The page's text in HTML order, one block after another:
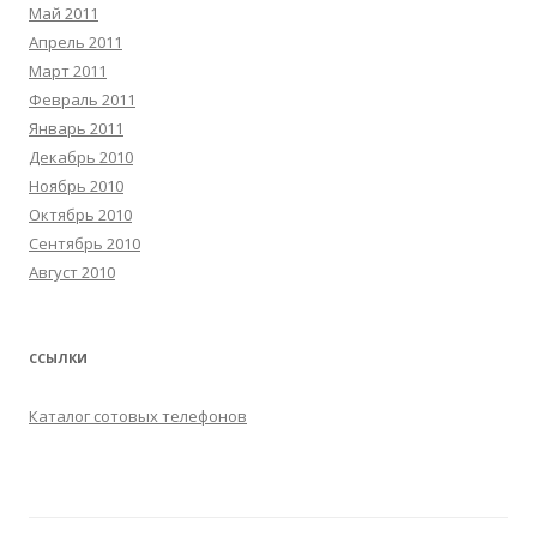
Май 2011
Апрель 2011
Март 2011
Февраль 2011
Январь 2011
Декабрь 2010
Ноябрь 2010
Октябрь 2010
Сентябрь 2010
Август 2010
ССЫЛКИ
Каталог сотовых телефонов